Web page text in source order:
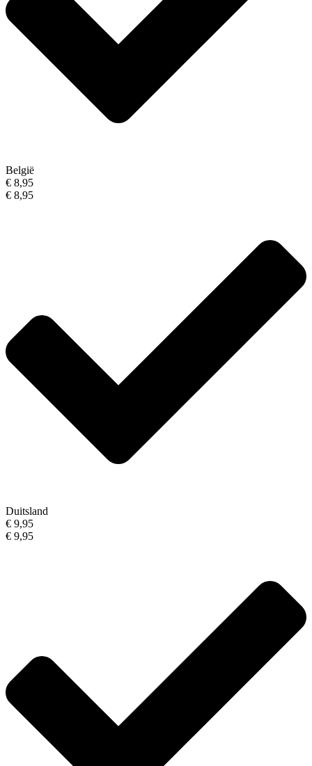
België
€ 8,95
€ 8,95
Duitsland
€ 9,95
€ 9,95